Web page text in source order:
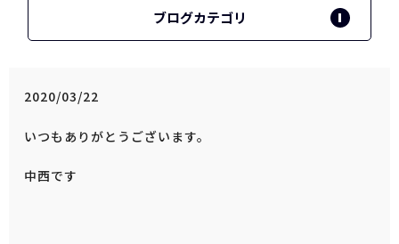
ブログカテゴリ
2020/03/22
いつもありがとうございます。
中西です